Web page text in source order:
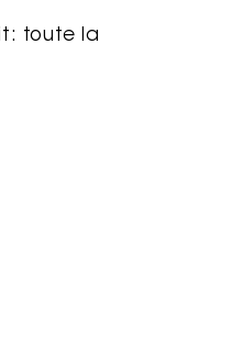
toute la